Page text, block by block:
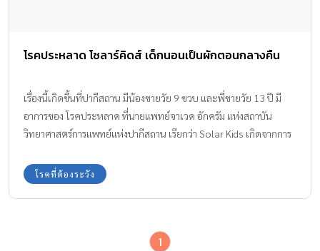
โรคประหลาด โซลาร์คิดส์ เด็กนอนเป็นผักตอนกลางคืน
เรื่องนี้เกิดขึ้นที่ปากีสถาน มีน้องชายวัย 9 ขวบ และพี่ชายวัย 13 ปี มี
อาการของ โรคประหลาด ที่นายแพทย์จาเวด อักครัม แห่งสถาบัน
วิทยาศาสตร์การแพทย์แห่งปากีสถาน เรียกว่า Solar Kids เกิดจากการ
ประสาทในสมอง
โรคที่ต้องระวัง
1